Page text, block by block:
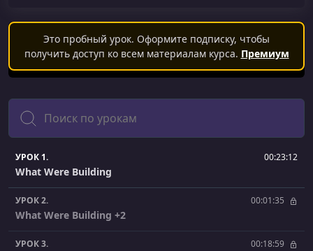
Это пробный урок. Оформите подписку, чтобы
получить доступ ко всем материалам курса. Премиум
Поиск
УРОК 1. 00:23:12
What Were Building
УРОК 2. 00:01:35
What Were Building +2
УРОК 3. 00:18:59